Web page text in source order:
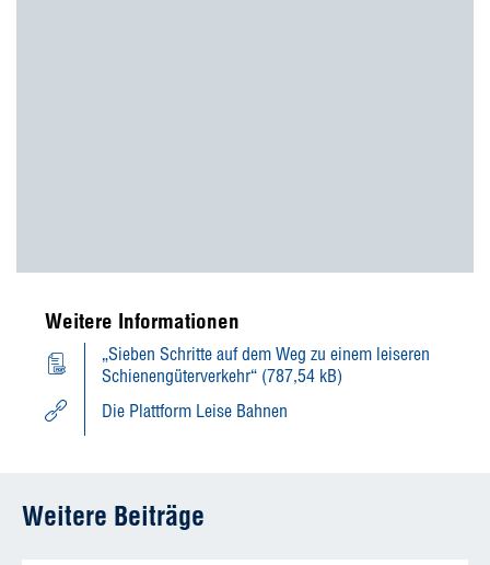
Weitere Informationen
„Sieben Schritte auf dem Weg zu einem leiseren
Schienengüterverkehr“ (787,54 kB)
Die Plattform Leise Bahnen
Weitere Beiträge